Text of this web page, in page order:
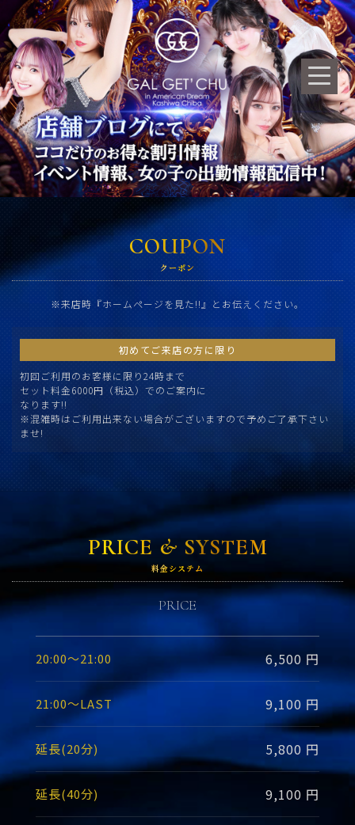
COUPON
クーポン
※来店時『ホームページを見た!!』とお伝えください。
初めてご来店の方に限り
初回ご利用のお客様に限り24時まで
セット料金6000円（税込）でのご案内に
なります!!
※混雑時はご利用出来ない場合がございますので予めご了承下さい
ませ!
PRICE & SYSTEM
料金システム
PRICE
20:00〜21:00 6,500 円
21:00〜LAST 9,100 円
延長(20分) 5,800 円
延長(40分) 9,100 円